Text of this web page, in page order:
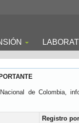
de Colombia,
Registro